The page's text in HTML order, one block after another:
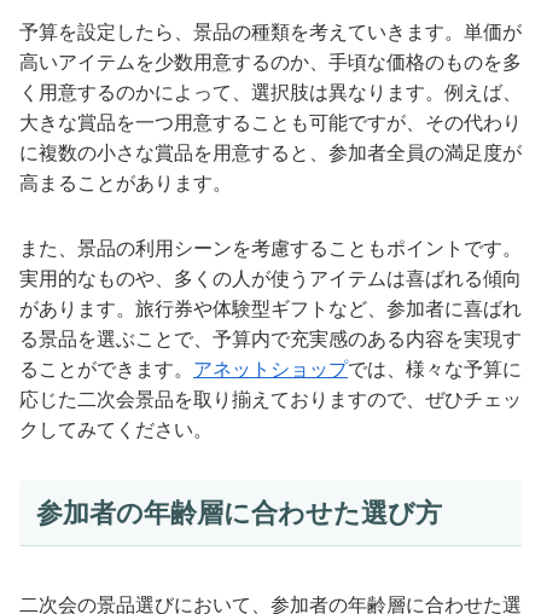
予算を設定したら、景品の種類を考えていきます。単価が
高いアイテムを少数用意するのか、手頃な価格のものを多
く用意するのかによって、選択肢は異なります。例えば、
大きな賞品を一つ用意することも可能ですが、その代わり
に複数の小さな賞品を用意すると、参加者全員の満足度が
高まることがあります。
また、景品の利用シーンを考慮することもポイントです。
実用的なものや、多くの人が使うアイテムは喜ばれる傾向
があります。旅行券や体験型ギフトなど、参加者に喜ばれ
る景品を選ぶことで、予算内で充実感のある内容を実現す
ることができます。 アネットショップでは、様々な予算に
応じた二次会景品を取り揃えておりますので、ぜひチェッ
クしてみてください。
参加者の年齢層に合わせた選び方
二次会の景品選びにおいて、参加者の年齢層に合わせた選